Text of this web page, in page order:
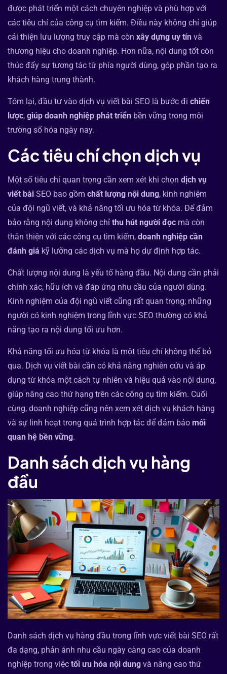
được phát triển một cách chuyên nghiệp và phù hợp với
các tiêu chí của công cụ tìm kiếm. Điều này không chỉ giúp
cải thiện lưu lượng truy cập mà còn xây dựng uy tín và
thương hiệu cho doanh nghiệp. Hơn nữa, nội dung tốt còn
thúc đẩy sự tương tác từ phía người dùng, góp phần tạo ra
khách hàng trung thành.
Tóm lại, đầu tư vào dịch vụ viết bài SEO là bước đi chiến
lược, giúp doanh nghiệp phát triển bền vững trong môi
trường số hóa ngày nay.
Các tiêu chí chọn dịch vụ
Một số tiêu chí quan trọng cần xem xét khi chọn dịch vụ
viết bài SEO bao gồm chất lượng nội dung, kinh nghiệm
của đội ngũ viết, và khả năng tối ưu hóa từ khóa. Để đảm
bảo rằng nội dung không chỉ thu hút người đọc mà còn
thân thiện với các công cụ tìm kiếm, doanh nghiệp cần
đánh giá kỹ lưỡng các dịch vụ mà họ dự định hợp tác.
Chất lượng nội dung là yếu tố hàng đầu. Nội dung cần phải
chính xác, hữu ích và đáp ứng nhu cầu của người dùng.
Kinh nghiệm của đội ngũ viết cũng rất quan trọng; những
người có kinh nghiệm trong lĩnh vực SEO thường có khả
năng tạo ra nội dung tối ưu hơn.
Khả năng tối ưu hóa từ khóa là một tiêu chí không thể bỏ
qua. Dịch vụ viết bài cần có khả năng nghiên cứu và áp
dụng từ khóa một cách tự nhiên và hiệu quả vào nội dung,
giúp nâng cao thứ hạng trên các công cụ tìm kiếm. Cuối
cùng, doanh nghiệp cũng nên xem xét dịch vụ khách hàng
và sự linh hoạt trong quá trình hợp tác để đảm bảo mối
quan hệ bền vững.
Danh sách dịch vụ hàng
đầu
Danh sách dịch vụ hàng đầu trong lĩnh vực viết bài SEO rất
đa dạng, phản ánh nhu cầu ngày càng cao của doanh
nghiệp trong việc tối ưu hóa nội dung và nâng cao thứ